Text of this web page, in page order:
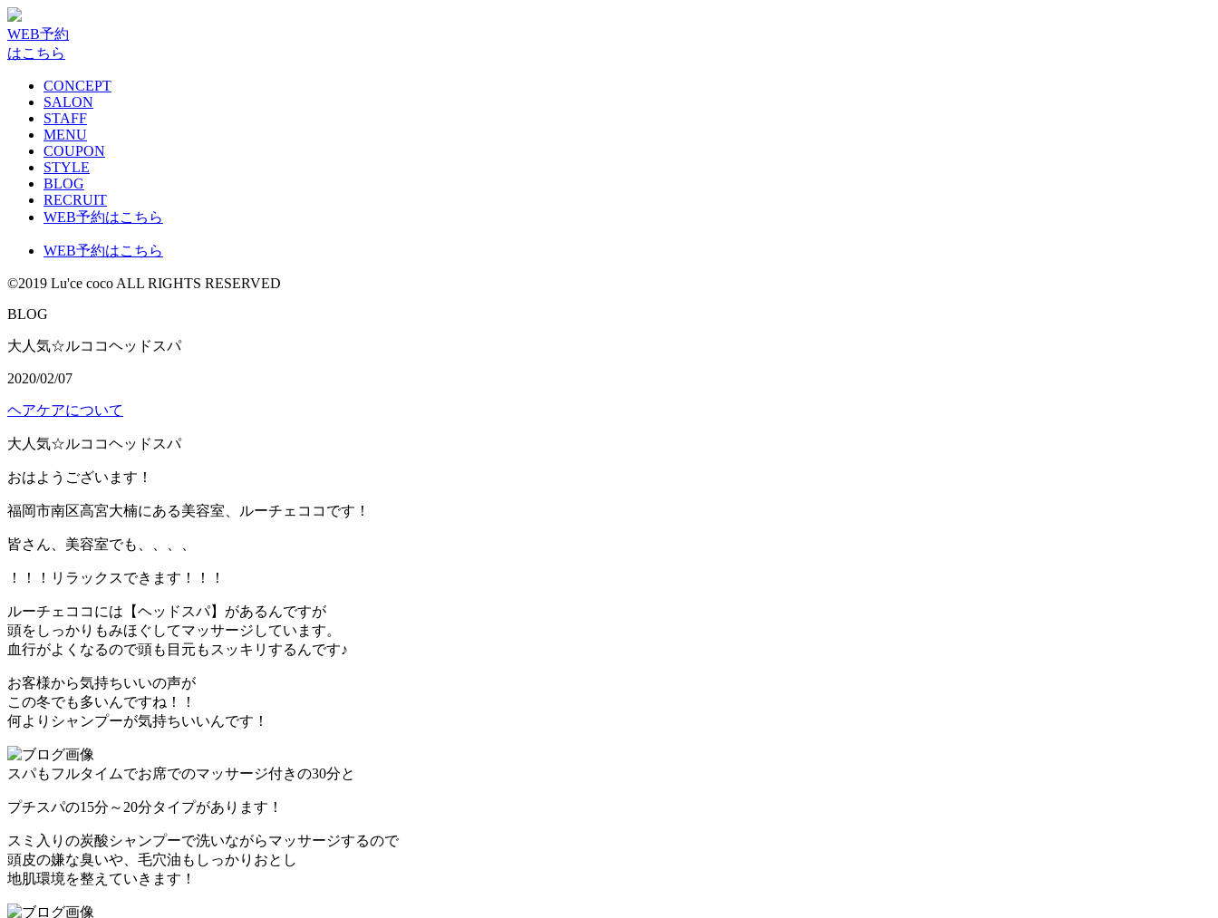
WEB予約
はこちら
CONCEPT
SALON
STAFF
MENU
COUPON
STYLE
BLOG
RECRUIT
WEB予約はこちら
WEB予約はこちら
©2019 Lu'ce coco ALL RIGHTS RESERVED
BLOG
大人気☆ルココヘッドスパ
2020/02/07
ヘアケアについて
大人気☆ルココヘッドスパ
おはようございます！
福岡市南区高宮大楠にある美容室、ルーチェココです！
皆さん、美容室でも、、、、
！！！リラックスできます！！！
ルーチェココには【ヘッドスパ】があるんですが
頭をしっかりもみほぐしてマッサージしています。
血行がよくなるので頭も目元もスッキリするんです♪
お客様から気持ちいいの声が
この冬でも多いんですね！！
何よりシャンプーが気持ちいいんです！
スパもフルタイムでお席でのマッサージ付きの30分と
プチスパの15分～20分タイプがあります！
スミ入りの炭酸シャンプーで洗いながらマッサージするので
頭皮の嫌な臭いや、毛穴油もしっかりおとし
地肌環境を整えていきます！